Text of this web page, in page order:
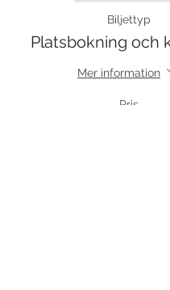
Biljettyp
Platsbokning och
Mer information
Pris